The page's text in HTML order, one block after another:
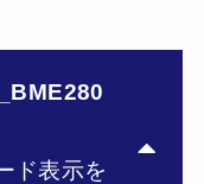
ド表示を